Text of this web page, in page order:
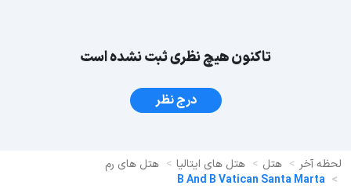
تاکنون هیچ نظری ثبت نشده است
درج نظر
لحظه آخر هتل هتل های ایتالیا
هتل های رم
B And B Vatican Santa Marta